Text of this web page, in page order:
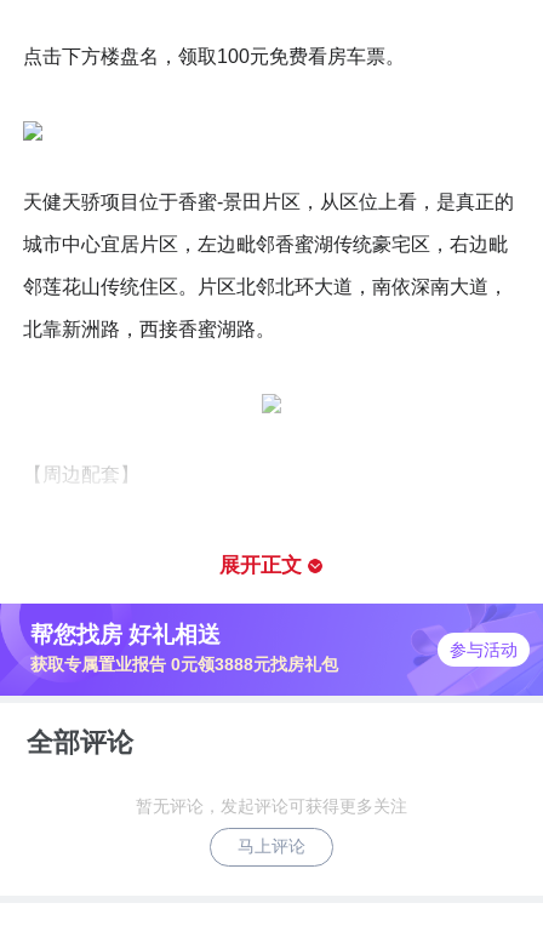
点击下方楼盘名，领取100元免费看房车票。
天健天骄项目位于香蜜-景田片区，从区位上看，是真正的
城市中心宜居片区，左边毗邻香蜜湖传统豪宅区，右边毗
邻莲花山传统住区。片区北邻北环大道，南依深南大道，
北靠新洲路，西接香蜜湖路。
【周边配套】
山、福田、罗湖）
年教育局公示为准）。
医院：一路之隔为景田医院，东北方向约1公里为北大医院
展开正文
帮您找房 好礼相送
获取专属置业报告 0元领3888元找房礼包
参与活动
全部评论
暂无评论，发起评论可获得更多关注
马上评论